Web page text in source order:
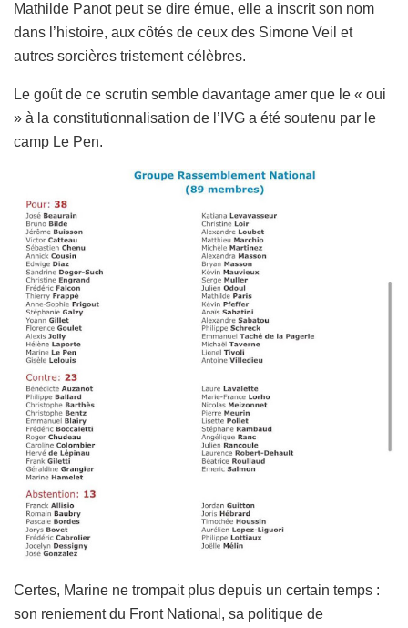
Mathilde Panot peut se dire émue, elle a inscrit son nom
dans l’histoire, aux côtés de ceux des Simone Veil et
autres sorcières tristement célèbres.
Le goût de ce scrutin semble davantage amer que le « oui
» à la constitutionnalisation de l’IVG a été soutenu par le
camp Le Pen.
Certes, Marine ne trompait plus depuis un certain temps :
son reniement du Front National, sa politique de